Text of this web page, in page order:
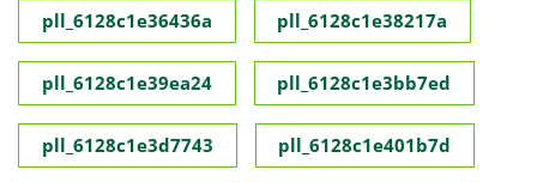
pll_6128c1e36436a pll_6128c1e38217a
pll_6128c1e39ea24 pll_6128c1e3bb7ed
pll_6128c1e3d7743 pll_6128c1e401b7d